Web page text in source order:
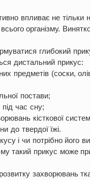
впливає не тільки
організму.
глибокий
дистальний прикус:
предметів (соски,
постави;
час сну;
кісткової
до твердої їжі.
і чи потрібно його
такий прикус може
захворювань